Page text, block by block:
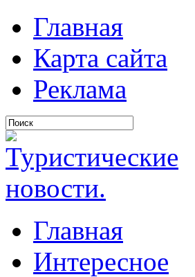
Главная
Карта сайта
Реклама
Главная
Интересное